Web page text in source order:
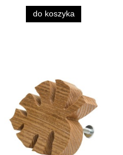
do koszyka